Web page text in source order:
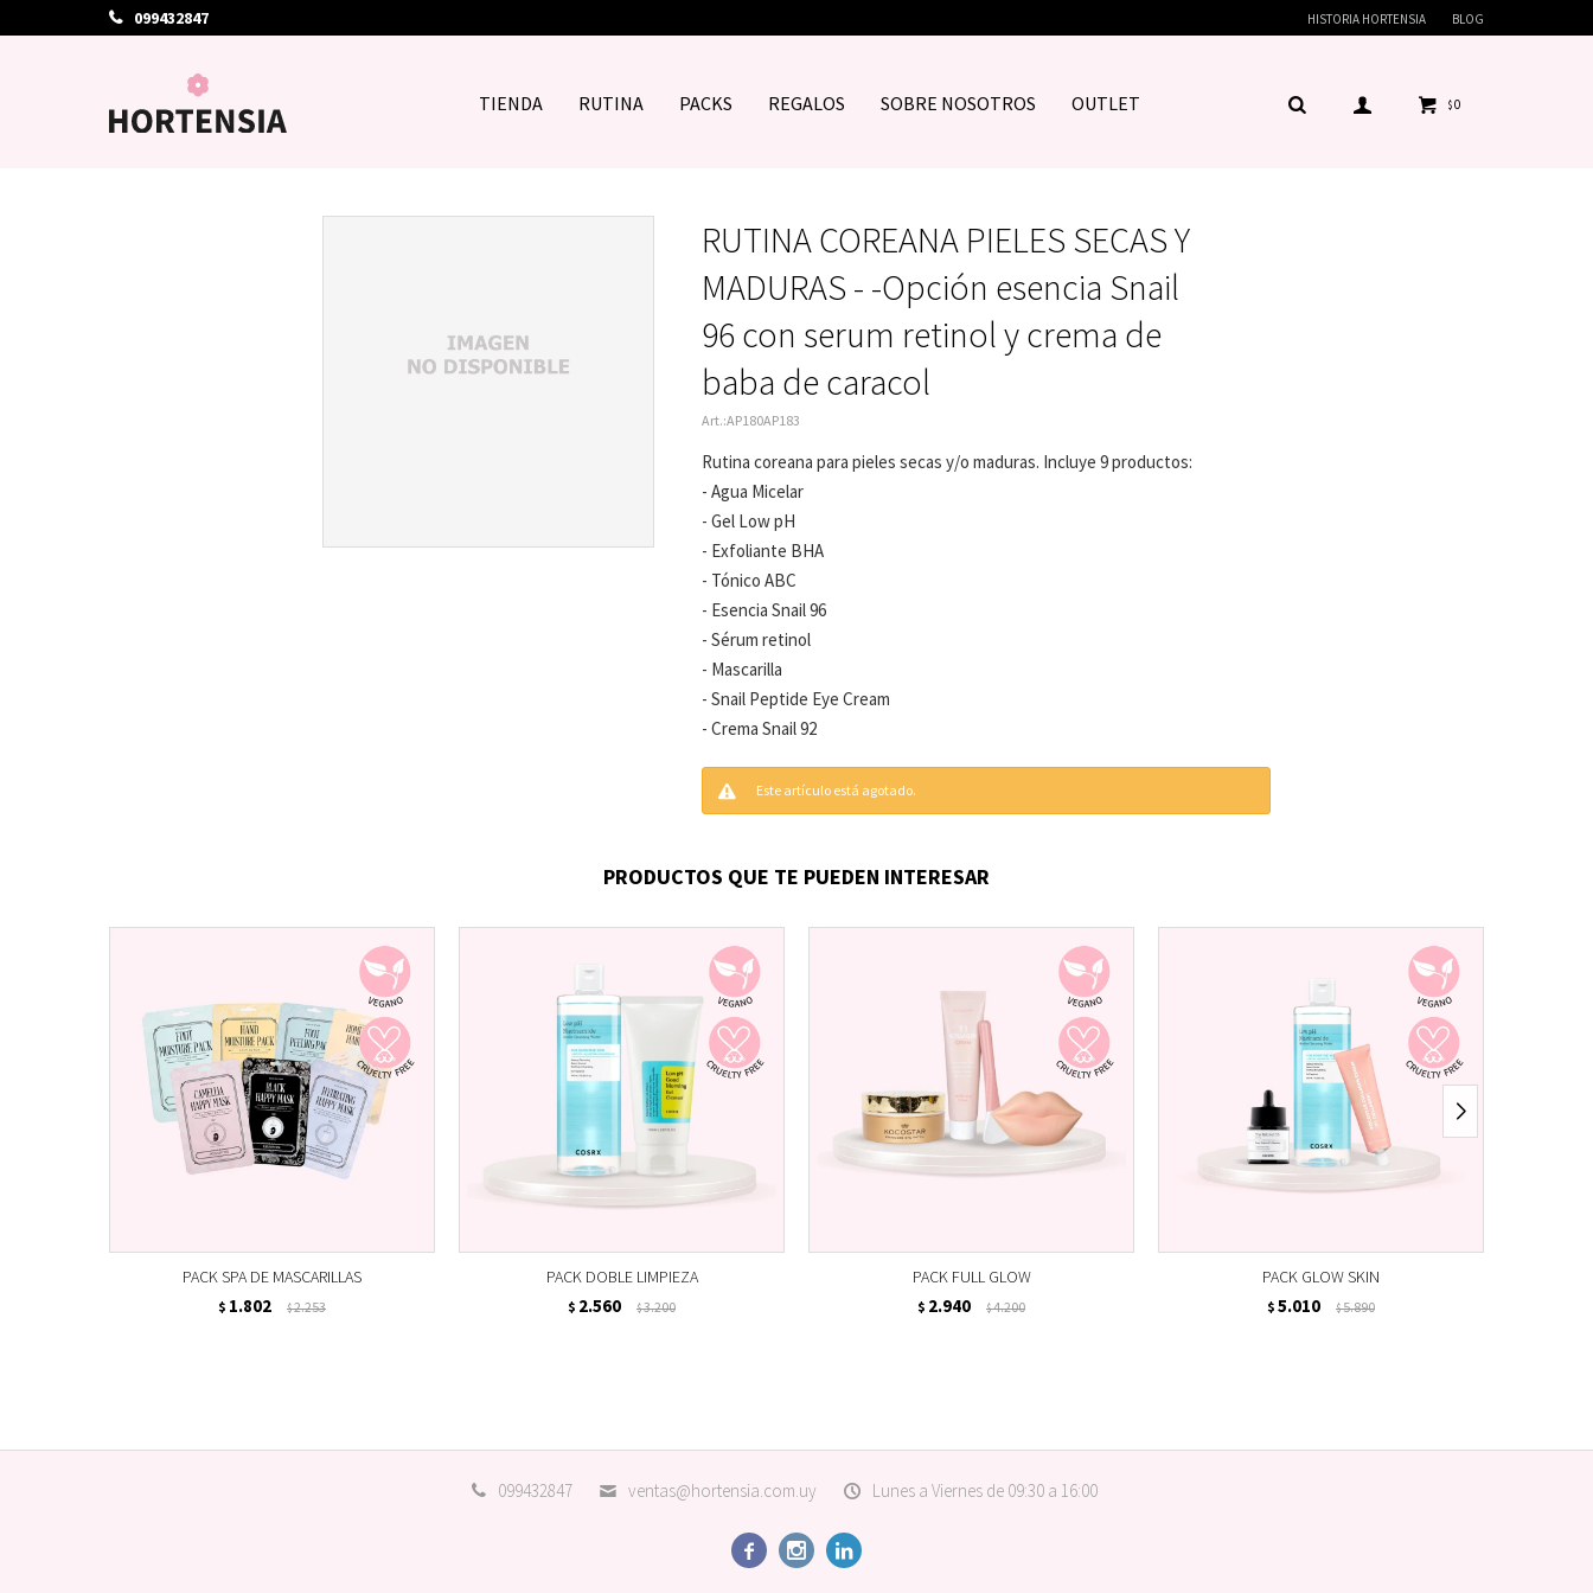
TIENDA RUTINA PACKS REGALOS SOBRE NOSOTROS OUTLET $0
099432847 HISTORIA HORTENSIA BLOG
RUTINA COREANA PIELES SECAS Y
MADURAS - -Opción esencia Snail
96 con serum retinol y crema de
baba de caracol
AP180AP183
Rutina coreana para pieles secas y/o maduras. Incluye 9 productos:
- Agua Micelar
- Gel Low pH
- Exfoliante BHA
- Tónico ABC
- Esencia Snail 96
- Sérum retinol
- Mascarilla
- Snail Peptide Eye Cream
- Crema Snail 92
Este artículo está agotado.
PRODUCTOS QUE TE PUEDEN INTERESAR
PACK SPA DE MASCARILLAS
$ 1.802 $2.253
PACK DOBLE LIMPIEZA
$ 2.560 $3.200
PACK FULL GLOW
$ 2.940 $4.200
PACK GLOW SKIN
$ 5.010 $5.890
099432847 ventas@hortensia.com.uy Lunes a Viernes de 09:30 a 16:00
  